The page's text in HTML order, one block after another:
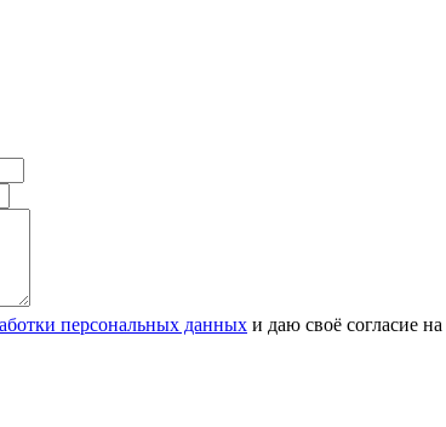
персональных данных и даю своё согласие на